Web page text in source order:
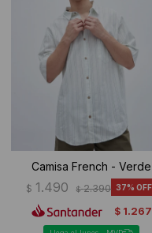
Camisa French - Verde
$ 1.490 $ 2.390 37
$ 1.267